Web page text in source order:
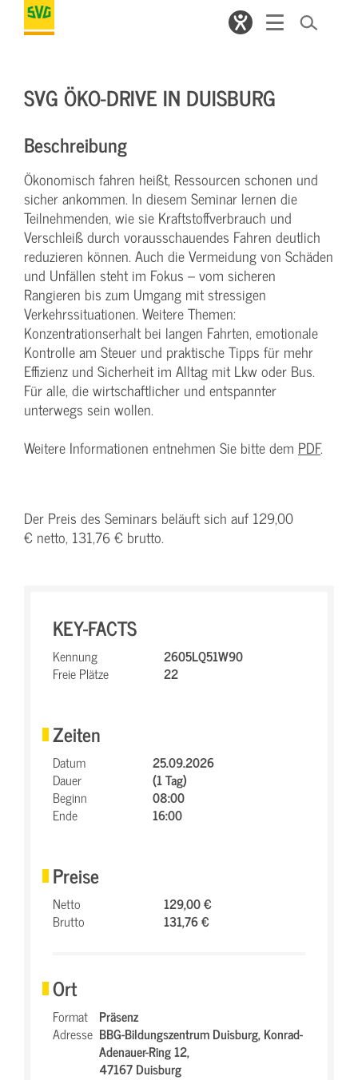
SVG ÖKO-DRIVE IN DUISBURG
Beschreibung
Ökonomisch fahren heißt, Ressourcen schonen und
sicher ankommen. In diesem Seminar lernen die
Teilnehmenden, wie sie Kraftstoffverbrauch und
Verschleiß durch vorausschauendes Fahren deutlich
reduzieren können. Auch die Vermeidung von Schäden
und Unfällen steht im Fokus – vom sicheren
Rangieren bis zum Umgang mit stressigen
Verkehrssituationen. Weitere Themen:
Konzentrationserhalt bei langen Fahrten, emotionale
Kontrolle am Steuer und praktische Tipps für mehr
Effizienz und Sicherheit im Alltag mit Lkw oder Bus.
Für alle, die wirtschaftlicher und entspannter
unterwegs sein wollen.
Weitere Informationen entnehmen Sie bitte dem PDF.
Der Preis des Seminars beläuft sich auf 129,00
€ netto, 131,76 € brutto.
KEY-FACTS
Kennung
2605LQ51W90
Freie Plätze
22
Zeiten
Datum
25.09.2026
Dauer
(1 Tag)
Beginn
08:00
Ende
16:00
Preise
Netto
129,00 €
Brutto
131,76 €
Ort
Format Präsenz
Adresse BBG-Bildungszentrum Duisburg,Konrad-
Adenauer-Ring 12,
47167 Duisburg